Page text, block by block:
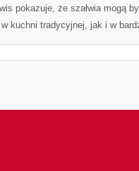
pokazuje, że szałwia mogą
kuchni tradycyjnej, jak i w